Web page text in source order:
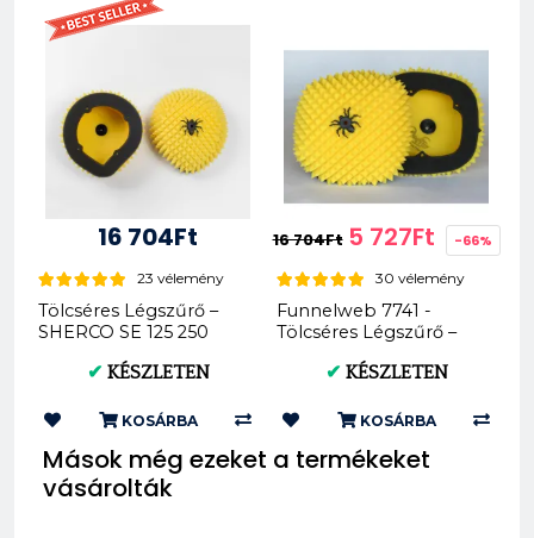
16 704Ft
23 vélemény
Tölcséres Légszűrő –
SHERCO SE 125 250
PRO...✔ KÉSZLETEN
KOSÁRBA
16 704Ft 5 727Ft -66%
30 vélemény
Funnelweb 7741 -
Tölcséres Légszűrő –
2020-202...
✔ KÉSZLETEN
KOSÁRBA
Mások még ezeket a termékeket
vásárolták